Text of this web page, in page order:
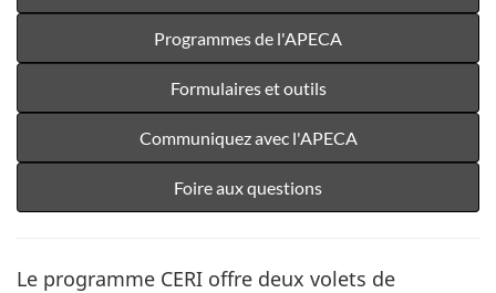
Programmes de l'APECA
Formulaires et outils
Communiquez avec l'APECA
Foire aux questions
Le programme CERI offre deux volets de